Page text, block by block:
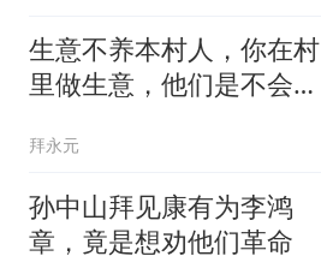
生意不养本村人，你在村
里做生意，他们是不会去
拜永元
孙中山拜见康有为李鸿
章，竟是想劝他们革命